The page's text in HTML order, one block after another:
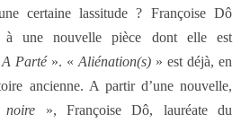
certaine lassitude ? Françoise Dô
à une nouvelle pièce dont elle est
A Parté». « Aliénation(s) » est déjà, en
ancienne. A partir d’une nouvelle,
noire », Françoise Dô, lauréate du